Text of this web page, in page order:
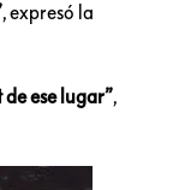
, expresó la
ese lugar”,